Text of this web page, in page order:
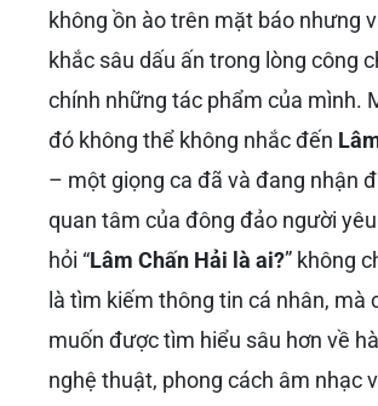
không ồn ào trên mặt báo nhưng
khắc sâu dấu ấn trong lòng công
chính những tác phẩm của mình.
đó không thể không nhắc đến
– một giọng ca đã và đang nhận
quan tâm của đông đảo người
hỏi “Lâm Chấn Hải là ai?” không
là tìm kiếm thông tin cá nhân, mà
muốn được tìm hiểu sâu hơn về
nghệ thuật, phong cách âm nhạc